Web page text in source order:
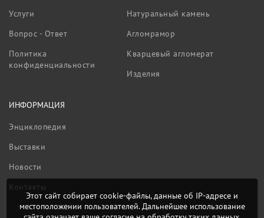
Услуги
Вопрос - Ответ
Политика
конфиденциальности
Натуральный камень
Агломрамор
Кварцевый агломерат
Изделия
ИНФОРМАЦИЯ
Энциклопедия
Выставки
Новости
Контакты
Этот сайт собирает cookie-файлы, данные об IP-адресе и
местоположении пользователей. Дальнейшее использование